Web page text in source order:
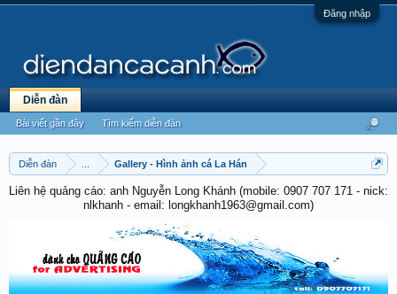
Đăng nhập
Diễn đàn Gallery - Hình ảnh cá La Hán
Liên hệ quảng cáo: anh Nguyễn Long Khánh (mobile: 0907 707 171 - nick:
nlkhanh - email: longkhanh1963@gmail.com)
Diễn đàn
Bài viết gần đây Tìm kiếm diễn đàn